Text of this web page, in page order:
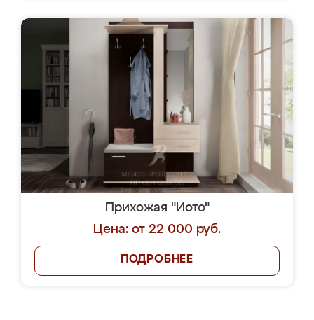
Прихожая "Иото"
Цена: от 22 000 руб.
ПОДРОБНЕЕ